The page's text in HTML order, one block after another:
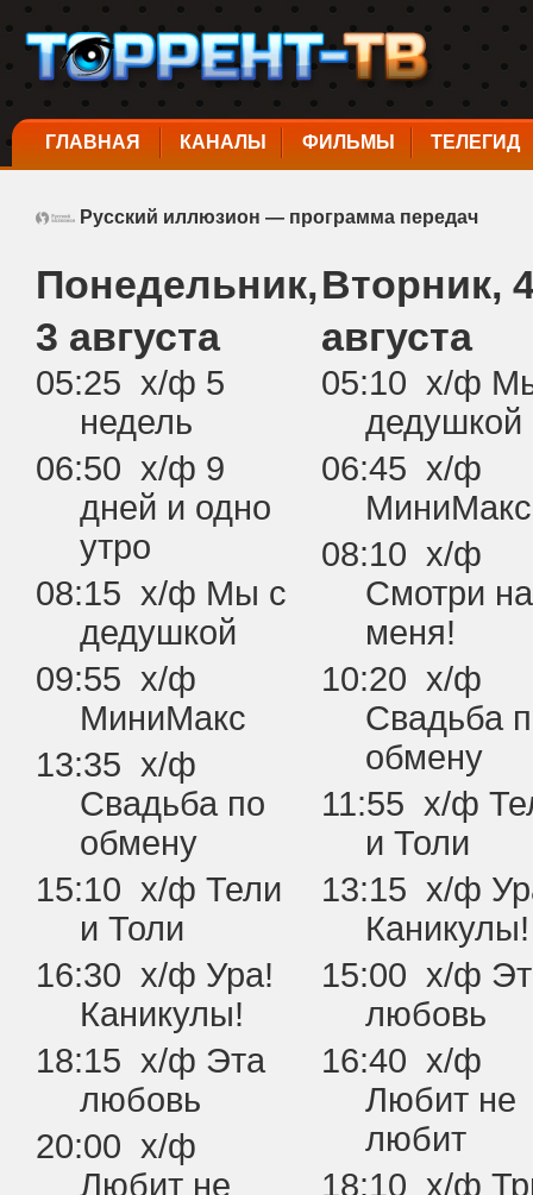
ГЛАВНАЯ КАНАЛЫ ФИЛЬМЫ ТЕЛЕГИД
Русский иллюзион — программа передач
Понедельник,
3 августа
05:25 х/ф 5
недель
06:50 х/ф 9
дней и одно
утро
08:15 х/ф Мы с
дедушкой
09:55 х/ф
МиниМакс
13:35 х/ф
Свадьба по
обмену
15:10 х/ф Тели
и Толи
16:30 х/ф Ура!
Каникулы!
18:15 х/ф Эта
любовь
20:00 х/ф
Любит не
Вторник,
августа
05:10 х/ф
дедушкой
06:45 х/ф
МиниМакс
08:10 х/ф
Смотри на
меня!
10:20 х/ф
Свадьба
обмену
11:55 х/ф
и Толи
13:15 х/ф
Каникулы!
15:00 х/ф
любовь
16:40 х/ф
Любит не
любит
18:10 х/ф